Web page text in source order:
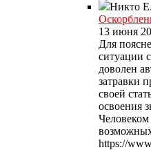
Никто
13 июня
Для
ситуации
доволен
затравки
своей
освоения
https://